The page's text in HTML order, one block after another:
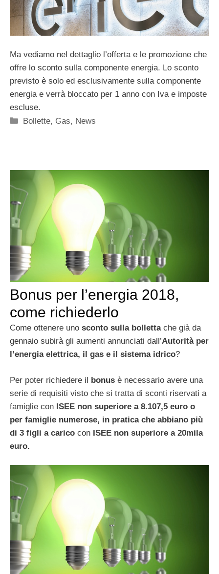
Ma vediamo nel dettaglio l’offerta e le promozione che
offre lo sconto sulla componente energia. Lo sconto
previsto è solo ed esclusivamente sulla componente
energia e verrà bloccato per 1 anno con Iva e imposte
escluse.
Categorie
Bollette, Gas, News
Bonus per l’energia 2018,
come richiederlo
Come ottenere uno sconto sulla bollettache già da
gennaio subirà gli aumenti annunciati dall’Autorità per
l’energia elettrica, il gas e il sistema idrico?
Per poter richiedere il bonus è necessario avere una
serie di requisiti visto che si tratta di sconti riservati a
famiglie con ISEE non superiore a 8.107,5 euro o
per famiglie numerose, in pratica che abbiano più
di 3 figli a carico con ISEE non superiore a 20mila
euro.